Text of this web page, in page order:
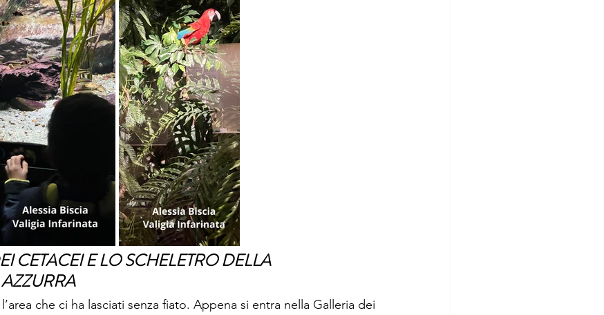
CETACEI E LO SCHELETRO DELLA
che ci ha lasciati senza fiato. Appena si entra nella Galleria dei